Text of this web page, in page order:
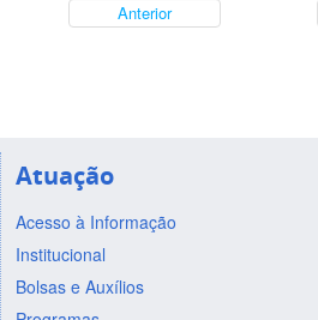
Anterior
Atuação
Acesso à Informação
Institucional
Bolsas e Auxílios